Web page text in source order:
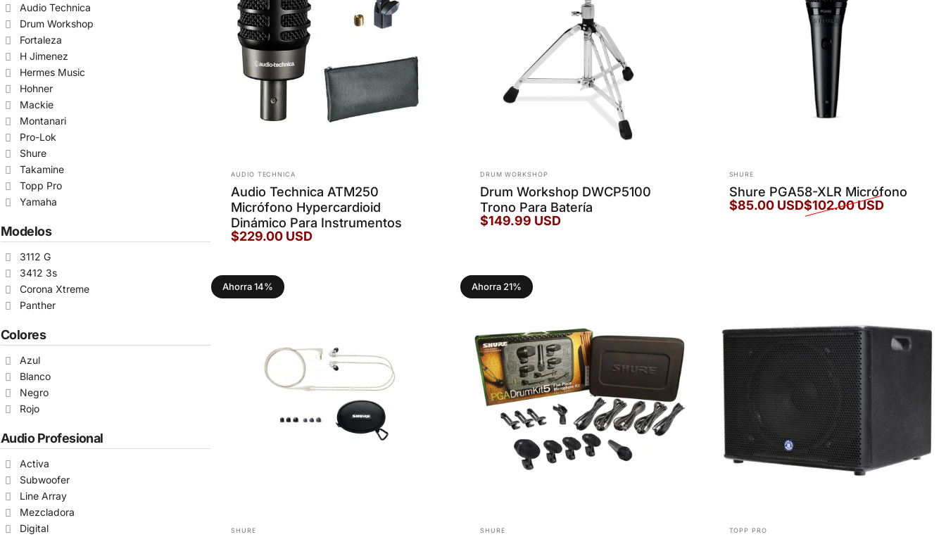
Audio Technica
Drum Workshop
Fortaleza
H Jimenez
Hermes Music
Hohner
Mackie
Montanari
Pro-Lok
Shure
Takamine
Topp Pro
Yamaha
Modelos
3112 G
3412 3s
Corona Xtreme
Panther
Colores
Azul
Blanco
Negro
Rojo
Audio Profesional
Activa
Subwoofer
Line Array
Mezcladora
Digital
Marca:
AUDIO TECHNICA
Audio Technica ATM250
Micrófono Hypercardioid
Dinámico Para Instrumentos
$229.00 USD
Marca:
DRUM WORKSHOP
Drum Workshop DWCP5100
Trono Para Batería
$149.99 USD
Marca:
SHURE
Shure PGA58-XLR Micrófono
Precio de oferta
$85.00 USD$102.00 USD
Ahorra 14%
Marca:
SHURE
Ahorra 21%
Marca:
SHURE Marca:
TOPP PRO